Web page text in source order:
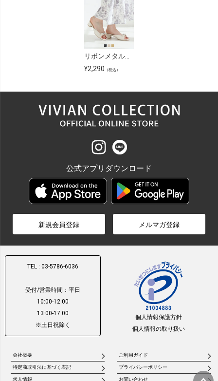
リボンメタルパーツミュールサンダル
¥2,290 （税込）
公式アプリダウンロード
新規会員登録 メルマガ登録
TEL : 03-5786-6036
受付/営業時間：平日
10:00-12:00
13:00-17:00
※土日祝除く
個人情報保護方針
個人情報の取り扱い
会社概要 ご利用ガイド
特定商取引法に基づく表記 プライバシーポリシー
求人情報 お問い合わせ